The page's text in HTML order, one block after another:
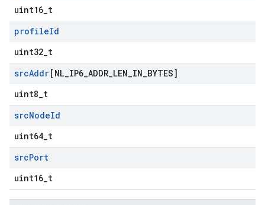
uint16_t
profileId
uint32_t
srcAddr[NL IP6 ADDR LEN IN BYTES]
uint8_t
srcNodeId
uint64_t
srcPort
uint16_t